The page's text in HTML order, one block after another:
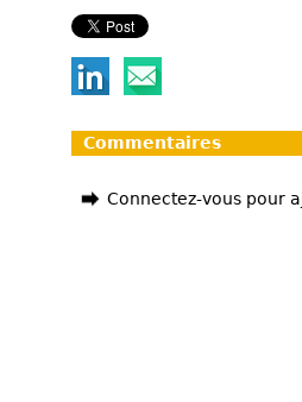
Commentaires
Connectez-vous pour